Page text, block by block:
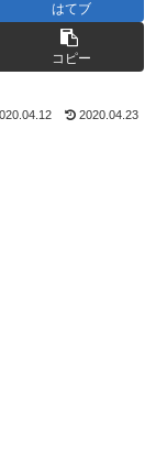
はてブ
コピー
2020.04.23